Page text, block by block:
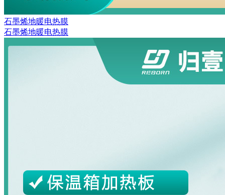
石墨烯地暖电热膜
石墨烯地暖电热膜